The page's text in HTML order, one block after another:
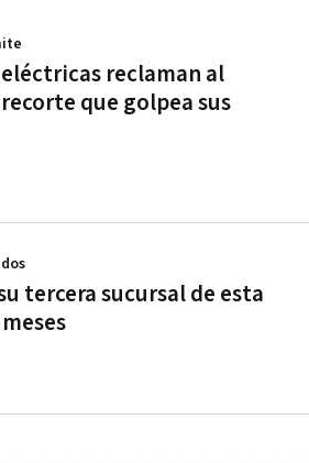
reclaman al
que golpea sus
tercera sucursal de esta